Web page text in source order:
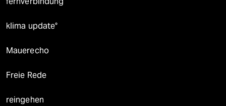
klima update°
Mauerecho
Freie Rede
reingehen